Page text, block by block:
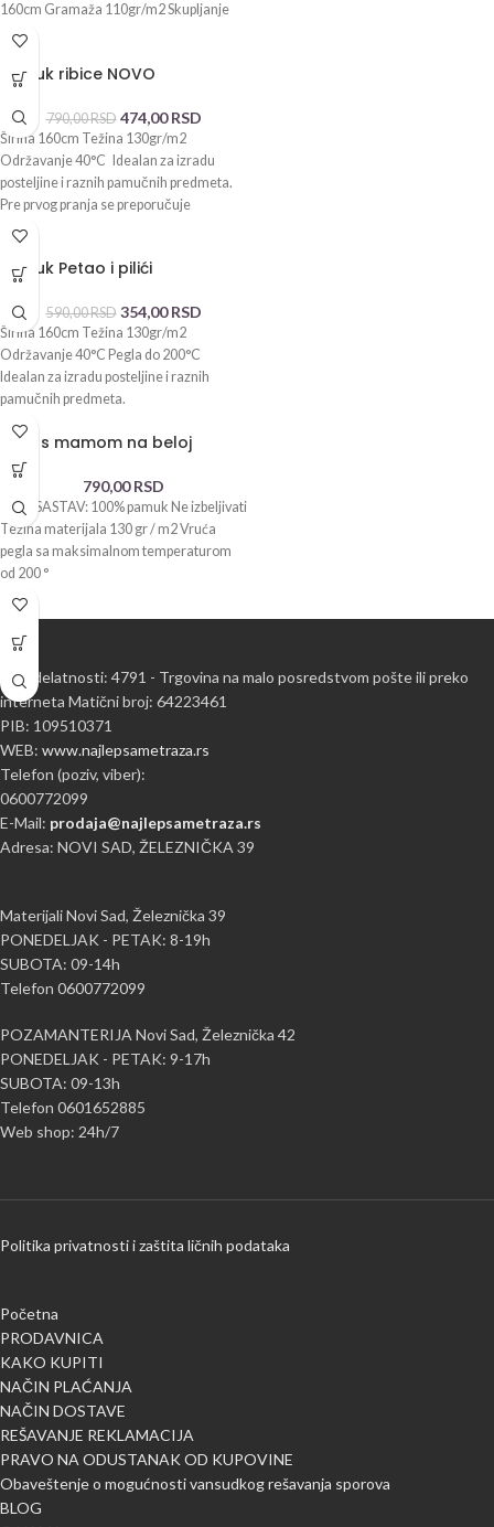
160cm Gramaža 110gr/m2 Skupljanje
2%
-40%
Pamuk ribice NOVO
790,00RSD 474,00RSD
Širina 160cm Težina 130gr/m2
Održavanje 40°C Idealan za izradu
posteljine i raznih pamučnih predmeta.
Pre prvog pranja se preporučuje
-40%
Pamuk Petao i pilići
590,00RSD 354,00RSD
Širina 160cm Težina 130gr/m2
Održavanje 40°C Pegla do 200°C
Idealan za izradu posteljine i raznih
pamučnih predmeta.
Srna s mamom na beloj
790,00RSD
OPIS: SASTAV: 100% pamuk Ne izbeljivati
Težina materijala 130 gr / m2 Vruća
pegla sa maksimalnom temperaturom
od 200 °
Šifra delatnosti: 4791 - Trgovina na malo posredstvom pošte ili preko
interneta Matični broj: 64223461
PIB: 109510371
WEB: www.najlepsametraza.rs
Telefon (poziv, viber):
0600772099
E-Mail: prodaja@najlepsametraza.rs
Adresa: NOVI SAD, ŽELEZNIČKA 39
Materijali Novi Sad, Železnička 39
PONEDELJAK - PETAK: 8-19h
SUBOTA: 09-14h
Telefon 0600772099
POZAMANTERIJA Novi Sad, Železnička 42
PONEDELJAK - PETAK: 9-17h
SUBOTA: 09-13h
Telefon 0601652885
Web shop: 24h/7
Politika privatnosti i zaštita ličnih podataka
Početna
PRODAVNICA
KAKO KUPITI
NAČIN PLAĆANJA
NAČIN DOSTAVE
REŠAVANJE REKLAMACIJA
PRAVO NA ODUSTANAK OD KUPOVINE
Obaveštenje o mogućnosti vansudkog rešavanja sporova
BLOG